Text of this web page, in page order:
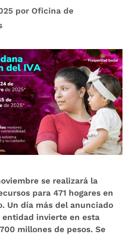
por Oficina de
se realizará la
para 471 hogares en
Un día más del anunciado
invierte en esta
millones de pesos. Se